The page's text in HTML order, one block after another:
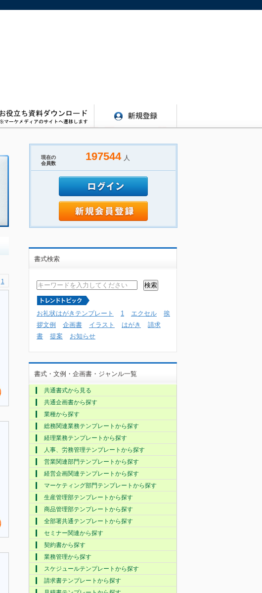
1
現在の
会員数
197544 人
書式検索
お礼状はがきテンプレート 1 エクセル
挨
拶文例
企画書 イラスト はがき
請求
書
提案 お知らせ
書式・文例・企画書・ジャンル一覧
共通書式から見る
共通企画書から探す
業種から探す
総務関連業務テンプレートから探す
経理業務テンプレートから探す
人事、労務管理テンプレートから探す
営業関連部門テンプレートから探す
経営企画関連テンプレートから探す
マーケティング部門テンプレートから探す
生産管理部テンプレートから探す
商品管理部テンプレートから探す
全部署共通テンプレートから探す
セミナー関連から探す
契約書から探す
業務管理から探す
スケジュールテンプレートから探す
請求書テンプレートから探す